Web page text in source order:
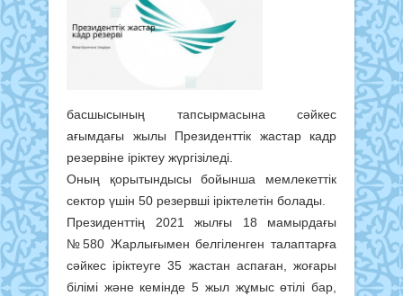
басшысының тапсырмасына сәйкес
ағымдағы жылы Президенттік жастар кадр
резервіне іріктеу жүргізіледі.
Оның қорытындысы бойынша мемлекеттік
сектор үшін 50 резервші іріктелетін болады.
Президенттің 2021 жылғы 18 мамырдағы
№580 Жарлығымен белгіленген талаптарға
сәйкес іріктеуге 35 жастан аспаған, жоғары
білімі және кемінде 5 жыл жұмыс өтілі бар,